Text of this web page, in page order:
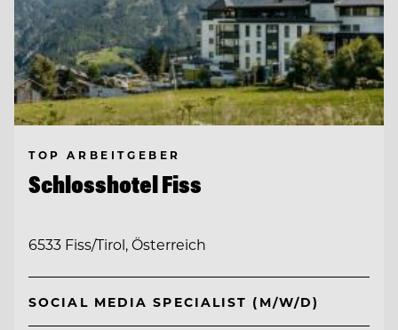
TOP ARBEITGEBER
Schlosshotel Fiss
6533 Fiss/Tirol, Österreich
SOCIAL MEDIA SPECIALIST (M/W/D)